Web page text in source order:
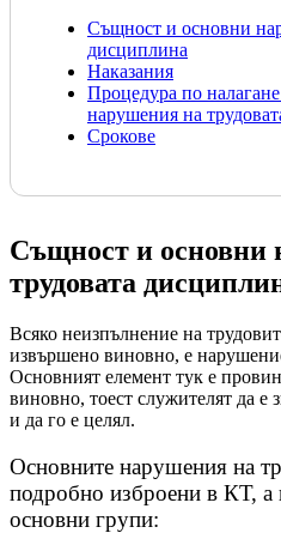
Същност и основни
дисциплина
Наказания
Процедура по налагане
нарушения на
Срокове
Същност и основни
трудовата
Всяко неизпълнение на
извършено виновно, е
Основният елемент тук е
виновно, тоест служителят да е
и да го е целял.
Основните нарушения на
подробно изброени в КТ, а
основни групи: